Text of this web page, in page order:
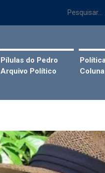
Pílulas do Pedro
Arquivo Político